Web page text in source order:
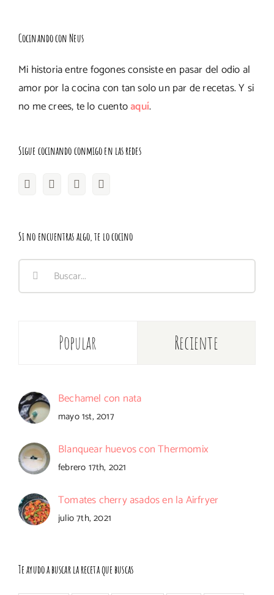
Cocinando con Neus
Mi historia entre fogones consiste en pasar del odio al
amor por la cocina con tan solo un par de recetas. Y si
no me crees, te lo cuentoaquí.
Sigue cocinando conmigo en las redes
Si no encuentras algo, te lo cocino
Buscar:
Popular Reciente
Bechamel con nata
mayo 1st, 2017
Blanquear huevos con Thermomix
febrero 17th, 2021
Tomates cherry asados en la Airfryer
julio 7th, 2021
Te ayudo a buscar la receta que buscas